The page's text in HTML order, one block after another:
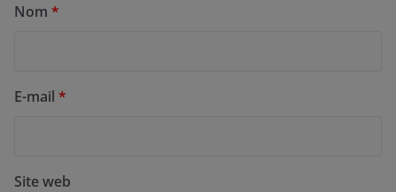
Nom *
E-mail *
Site web